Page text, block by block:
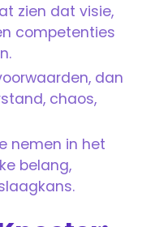
zien dat visie,
competenties
dan
chaos,
nemen in het
belang,